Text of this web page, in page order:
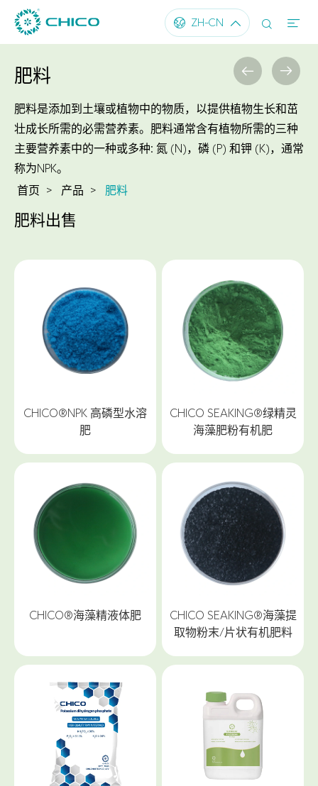
 ZH-CN   
肥料
肥料是添加到土壤或植物中的物质，以提供植物生长和茁
壮成长所需的必需营养素。肥料通常含有植物所需的三种
主要营养素中的一种或多种: 氮 (N)，磷 (P) 和钾 (K)，通常
称为NPK。
首页
产品 肥料
 
肥料出售
CHICO®NPK 高磷型水溶
肥
CHICO SEAKING®绿精灵
海藻肥粉有机肥
CHICO®海藻精液体肥
CHICO SEAKING®海藻提
取物粉末/片状有机肥料